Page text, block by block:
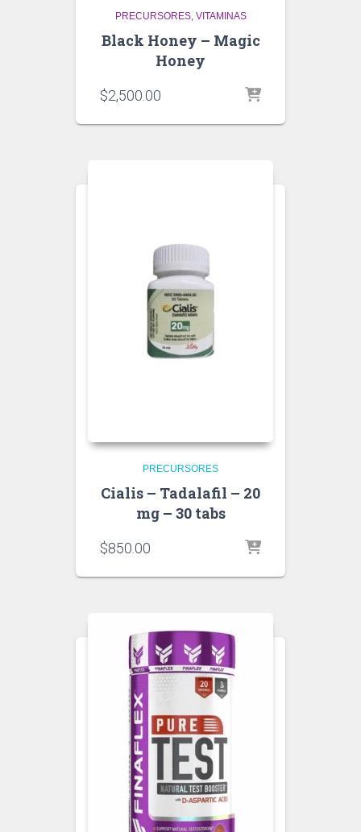
PRECURSORES VITAMINAS
Black Honey – Magic
Honey
$2,500.00
PRECURSORES
Cialis – Tadalafil – 20
mg – 30 tabs
$850.00